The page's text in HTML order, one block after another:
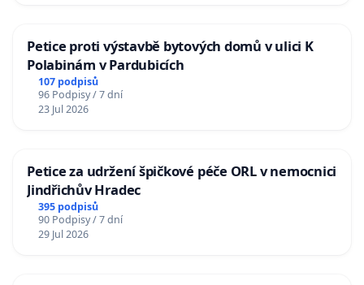
Petice proti výstavbě bytových domů v ulici K
Polabinám v Pardubicích
107 podpisů
96 Podpisy / 7 dní
23 Jul 2026
Petice za udržení špičkové péče ORL v nemocnici
Jindřichův Hradec
395 podpisů
90 Podpisy / 7 dní
29 Jul 2026